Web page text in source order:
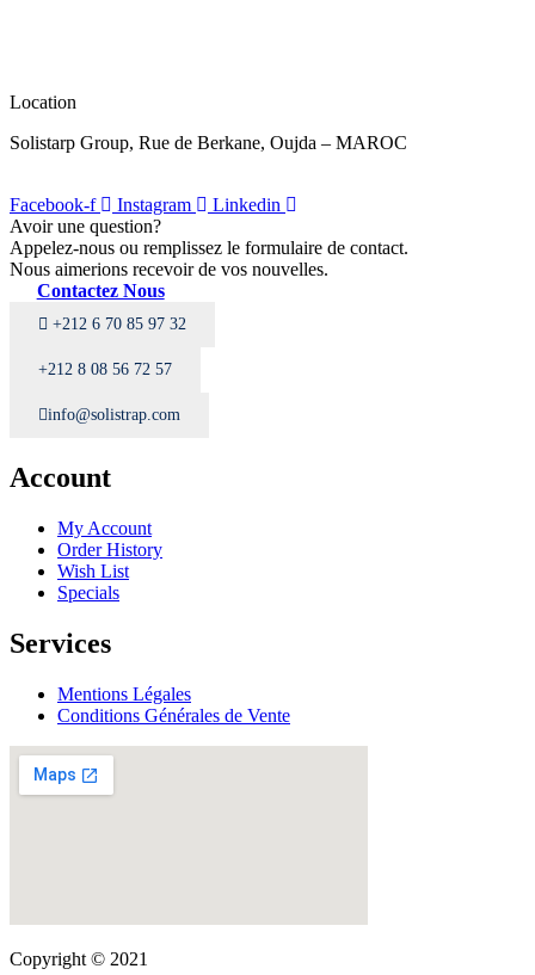
Location
Solistarp Group, Rue de Berkane, Oujda – MAROC
Facebook-f Instagram
Linkedin
Avoir une question?
Appelez-nous ou remplissez le formulaire de contact.
Nous aimerions recevoir de vos nouvelles.
Contactez Nous
+212 6 70 85 97 32
+212 8 08 56 72 57
info@solistrap.com
Account
My Account
Order History
Wish List
Specials
Services
Mentions Légales
Conditions Générales de Vente
Copyright © 2021